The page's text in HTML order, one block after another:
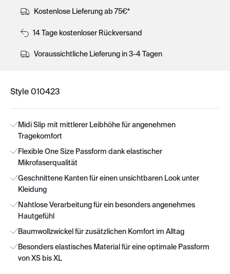
Kostenlose Lieferung ab 75€*
14 Tage kostenloser Rückversand
Voraussichtliche Lieferung in 3-4 Tagen
Style 010423
Midi Slip mit mittlerer Leibhöhe für angenehmen
Tragekomfort
Flexible One Size Passform dank elastischer
Mikrofaserqualität
Geschnittene Kanten für einen unsichtbaren Look unter
Kleidung
Nahtlose Verarbeitung für ein besonders angenehmes
Hautgefühl
Baumwollzwickel für zusätzlichen Komfort im Alltag
Besonders elastisches Material für eine optimale Passform
von XS bis XL